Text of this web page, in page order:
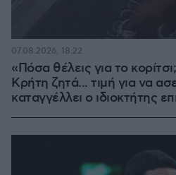
«Πόσα θέλεις για το
Κρήτη ζητά... τιμή για να
καταγγέλλει ο ιδιοκτήτης
07.08.2026, 18:22